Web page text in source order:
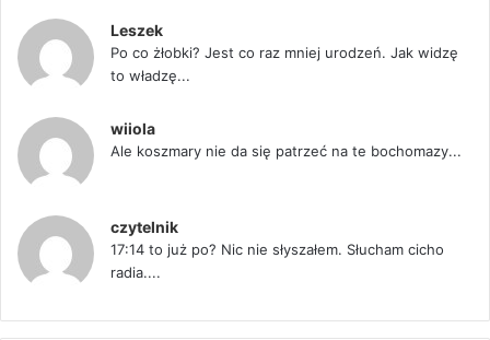
Leszek
Po co żłobki? Jest co raz mniej urodzeń. Jak widzę
to władzę...
wiiola
Ale koszmary nie da się patrzeć na te bochomazy...
czytelnik
17:14 to już po? Nic nie słyszałem. Słucham cicho
radia....